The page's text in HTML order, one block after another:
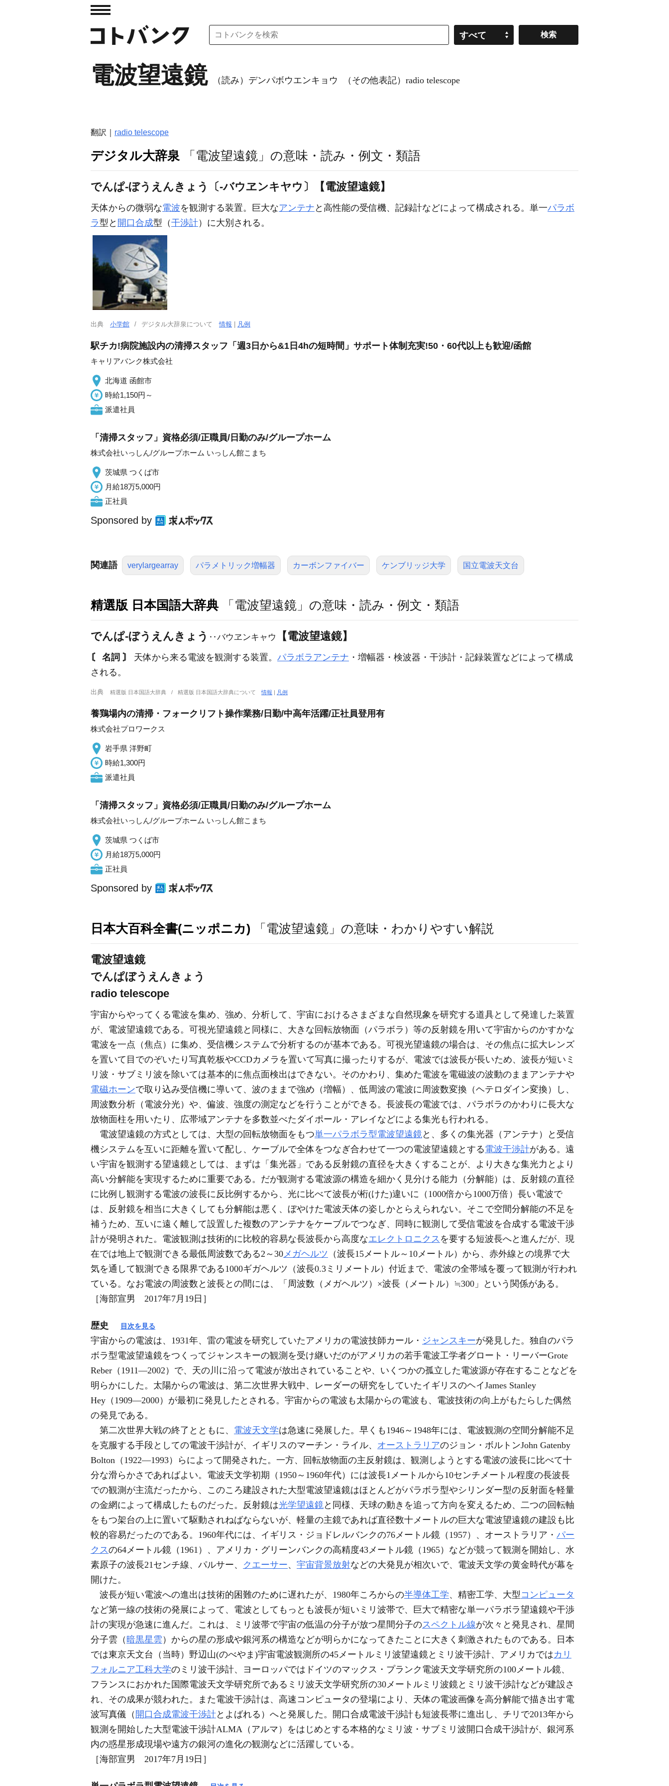
すべて
電波望遠鏡 （読み）デンパボウエンキョウ （その他表記）radio telescope
翻訳｜ radio telescope
デジタル大辞泉 「電波望遠鏡」の意味・読み・例文・類語
でんぱ‐ぼうえんきょう〔‐バウヱンキヤウ〕【電波望遠鏡】
天体からの微弱な電波を観測する装置。巨大なアンテナ と高性能の受信機、記録計などによって構成される。単一パラボ
ラ型と 開口合成型（干渉計）に大別される。
出典 小学館 デジタル大辞泉について情報 凡例
駅チカ!病院施設内の清掃スタッフ「週3日から&1日4hの短時間」サポート体制充実!50・60代以上も歓迎/函館
キャリアバンク株式会社
北海道 函館市
時給1,150円～
派遣社員
「清掃スタッフ」資格必須/正職員/日勤のみ/グループホーム
株式会社いっしん/グループホーム いっしん館こまち
茨城県 つくば市
月給18万5,000円
正社員
Sponsored by
関連語 verylargearray パラメトリック増幅器 カーボンファイバー ケンブリッジ大学 国立電波天文台
精選版 日本国語大辞典 「電波望遠鏡」の意味・読み・例文・類語
でんぱ‐ぼうえんきょう ‥バウヱンキャウ 【電波望遠鏡】
〘 名詞 〙 天体から来る電波を観測する装置。 パラボラアンテナ ・増幅器・検波器・干渉計・記録装置などによって構成
される。
出典 精選版 日本国語大辞典 精選版 日本国語大辞典について情報 | 凡例
養鶏場内の清掃・フォークリフト操作業務/日勤/中高年活躍/正社員登用有
株式会社プロワークス
岩手県 洋野町
時給1,300円
派遣社員
「清掃スタッフ」資格必須/正職員/日勤のみ/グループホーム
株式会社いっしん/グループホーム いっしん館こまち
茨城県 つくば市
月給18万5,000円
正社員
Sponsored by
日本大百科全書(ニッポニカ) 「電波望遠鏡」の意味・わかりやすい解説
電波望遠鏡
でんぱぼうえんきょう
radio telescope
宇宙からやってくる電波を集め、強め、分析して、宇宙におけるさまざまな自然現象を研究する道具として発達した装置
が、電波望遠鏡である。可視光望遠鏡と同様に、大きな回転放物面（パラボラ）等の反射鏡を用いて宇宙からのかすかな
電波を一点（焦点）に集め、受信機システムで分析するのが基本である。可視光望遠鏡の場合は、その焦点に拡大レンズ
を置いて目でのぞいたり写真乾板やCCDカメラを置いて写真に撮ったりするが、電波では波長が長いため、波長が短いミ
リ波・サブミリ波を除いては基本的に焦点面検出はできない。そのかわり、集めた電波を電磁波の波動のままアンテナや
電磁ホーンで取り込み受信機に導いて、波のままで強め（増幅）、低周波の電波に周波数変換（ヘテロダイン変換）し、
周波数分析（電波分光）や、偏波、強度の測定などを行うことができる。長波長の電波では、パラボラのかわりに長大な
放物面柱を用いたり、広帯域アンテナを多数並べたダイポール・アレイなどによる集光も行われる。
電波望遠鏡の方式としては、大型の回転放物面をもつ単一パラボラ型電波望遠鏡と、多くの集光器（アンテナ）と受信
機システムを互いに距離を置いて配し、ケーブルで全体をつなぎ合わせて一つの電波望遠鏡とする電波干渉計がある。遠
い宇宙を観測する望遠鏡としては、まずは「集光器」である反射鏡の直径を大きくすることが、より大きな集光力とより
高い分解能を実現するために重要である。だが観測する電波源の構造を細かく見分ける能力（分解能）は、反射鏡の直径
に比例し観測する電波の波長に反比例するから、光に比べて波長が桁(けた)違いに（1000倍から1000万倍）長い電波で
は、反射鏡を相当に大きくしても分解能は悪く、ぼやけた電波天体の姿しかとらえられない。そこで空間分解能の不足を
補うため、互いに遠く離して設置した複数のアンテナをケーブルでつなぎ、同時に観測して受信電波を合成する電波干渉
計が発明された。電波観測は技術的に比較的容易な長波長から高度なエレクトロニクス を要する短波長へと進んだが、現
在では地上で観測できる最低周波数である2～30メガヘルツ （波長15メートル～10メートル）から、赤外線との境界で大
気を通して観測できる限界である1000ギガヘルツ（波長0.3ミリメートル）付近まで、電波の全帯域を覆って観測が行われ
ている。なお電波の周波数と波長との間には、「周波数（メガヘルツ）×波長（メートル）≒300」という関係がある。
［海部宣男 2017年7月19日］
歴史 目次を見る
宇宙からの電波は、1931年、雷の電波を研究していたアメリカの電波技師カール・ ジャンスキーが発見した。独自のパラ
ボラ型電波望遠鏡をつくってジャンスキーの観測を受け継いだのがアメリカの若手電波工学者グロート・リーバーGrote
Reber（1911―2002）で、天の川に沿って電波が放出されていることや、いくつかの孤立した電波源が存在することなどを
明らかにした。太陽からの電波は、第二次世界大戦中、レーダーの研究をしていたイギリスのヘイJames Stanley
Hey（1909―2000）が最初に発見したとされる。宇宙からの電波も太陽からの電波も、電波技術の向上がもたらした偶然
の発見である。
第二次世界大戦の終了とともに、 電波天文学は急速に発展した。早くも1946～1948年には、電波観測の空間分解能不足
を克服する手段としての電波干渉計が、イギリスのマーチン・ライル、 オーストラリアのジョン・ボルトンJohn Gatenby
Bolton（1922―1993）らによって開発された。一方、回転放物面の主反射鏡は、観測しようとする電波の波長に比べて十
分な滑らかさであればよい。電波天文学初期（1950～1960年代）には波長1メートルから10センチメートル程度の長波長
での観測が主流だったから、このころ建設された大型電波望遠鏡はほとんどがパラボラ型やシリンダー型の反射面を軽量
の金網によって構成したものだった。反射鏡は光学望遠鏡と同様、天球の動きを追って方向を変えるため、二つの回転軸
をもつ架台の上に置いて駆動されねばならないが、軽量の主鏡であれば直径数十メートルの巨大な電波望遠鏡の建設も比
較的容易だったのである。1960年代には、イギリス・ジョドレルバンクの76メートル鏡（1957）、オーストラリア・ パー
クスの64メートル鏡（1961）、アメリカ・グリーンバンクの高精度43メートル鏡（1965）などが競って観測を開始し、水
素原子の波長21センチ線、パルサー、 クエーサー、 宇宙背景放射などの大発見が相次いで、電波天文学の黄金時代が幕を
開けた。
波長が短い電波への進出は技術的困難のために遅れたが、1980年ころからの半導体工学、精密工学、大型 コンピュータ
など第一線の技術の発展によって、電波としてもっとも波長が短いミリ波帯で、巨大で精密な単一パラボラ望遠鏡や干渉
計の実現が急速に進んだ。これは、ミリ波帯で宇宙の低温の分子が放つ星間分子のスペクトル線が次々と発見され、星間
分子雲（ 暗黒星雲 ）からの星の形成や銀河系の構造などが明らかになってきたことに大きく刺激されたものである。日本
では東京天文台（当時）野辺山(のべやま)宇宙電波観測所の45メートルミリ波望遠鏡とミリ波干渉計、アメリカではカリ
フォルニア工科大学のミリ波干渉計、ヨーロッパではドイツのマックス・プランク電波天文学研究所の100メートル鏡、
フランスにおかれた国際電波天文学研究所であるミリ波天文学研究所の30メートルミリ波鏡とミリ波干渉計などが建設さ
れ、その成果が競われた。また電波干渉計は、高速コンピュータの登場により、天体の電波画像を高分解能で描き出す電
波写真儀（ 開口合成電波干渉計とよばれる）へと発展した。開口合成電波干渉計も短波長帯に進出し、チリで2013年から
観測を開始した大型電波干渉計ALMA（アルマ）をはじめとする本格的なミリ波・サブミリ波開口合成干渉計が、銀河系
内の惑星形成現場や遠方の銀河の進化の観測などに活躍している。
［海部宣男 2017年7月19日］